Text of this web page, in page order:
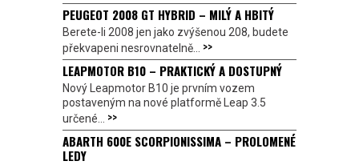
PEUGEOT 2008 GT HYBRID – MILÝ A HBITÝ
Berete-li 2008 jen jako zvýšenou 208, budete
překvapeni nesrovnatelně... >>
LEAPMOTOR B10 – PRAKTICKÝ A DOSTUPNÝ
Nový Leapmotor B10 je prvním vozem
postaveným na nové platformě Leap 3.5
určené... >>
ABARTH 600E SCORPIONISSIMA – PROLOMENÉ
LEDY